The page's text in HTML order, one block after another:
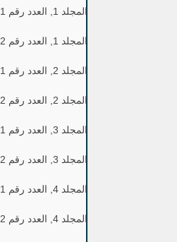
المجلد 1, العدد رقم 1, 2021
المجلد 1, العدد رقم 2, 2021
المجلد 2, العدد رقم 1, 2022
المجلد 2, العدد رقم 2, 2022
المجلد 3, العدد رقم 1, 2023
المجلد 3, العدد رقم 2, 2023
المجلد 4, العدد رقم 1, 2024
المجلد 4, العدد رقم 2, 2024